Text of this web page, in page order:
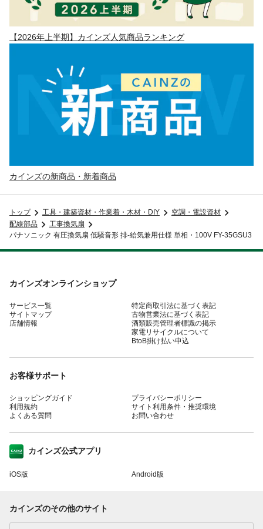
【2026年上半期】カインズ人気商品ランキング
カインズの新商品・新着商品
トップ 工具・建築資材・作業着・木材・DIY
空調・電設資材
配線部品
工事換気扇
パナソニック 有圧換気扇 低騒音形 排-給気兼用仕様 単相・100V FY-35GSU3
カインズオンラインショップ
サービス一覧
サイトマップ
店舗情報
特定商取引法に基づく表記
古物営業法に基づく表記
酒類販売管理者標識の掲示
家電リサイクルについて
BtoB掛け払い申込
お客様サポート
ショッピングガイド
利用規約
よくある質問
プライバシーポリシー
サイト利用条件・推奨環境
お問い合わせ
カインズ公式アプリ
iOS版 Android版
カインズのその他のサイト